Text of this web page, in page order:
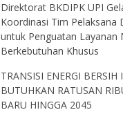
Direktorat BKDIPK UPI
Koordinasi Tim Pelaksana
untuk Penguatan Layanan
Berkebutuhan Khusus
TRANSISI ENERGI BERSIH
BUTUHKAN RATUSAN
BARU HINGGA 2045